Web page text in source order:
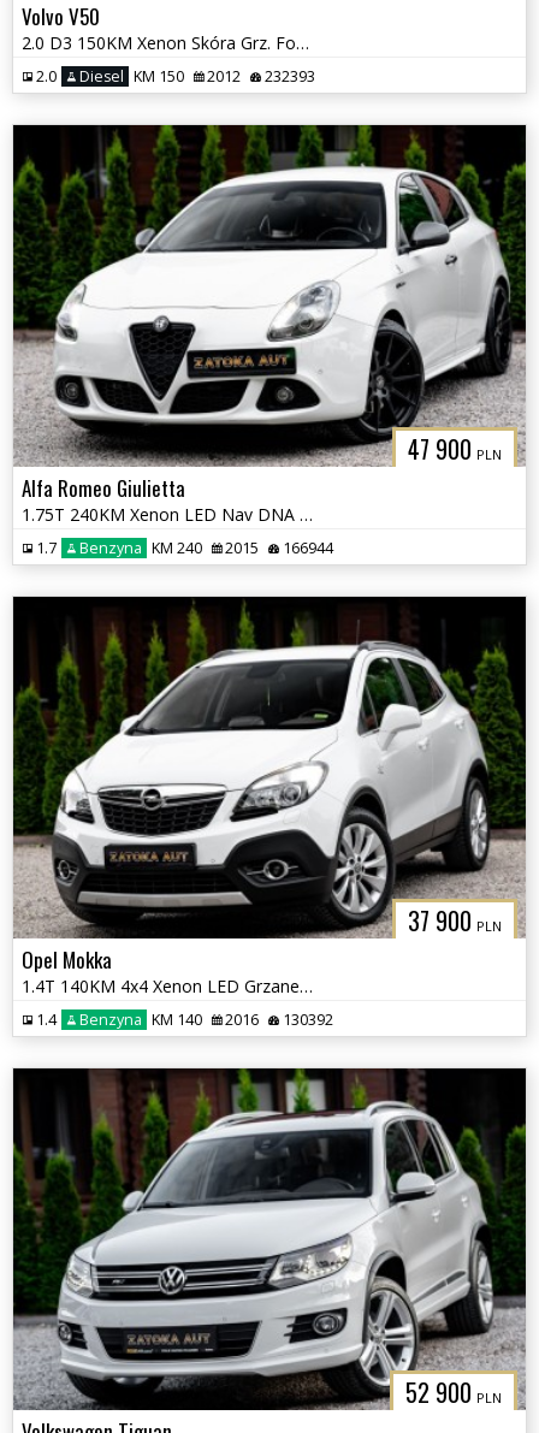
Volvo V50
2.0 D3 150KM Xenon Skóra Grz. Fot HIFI Sound Navi Tempomat Serwis
2.0 Diesel KM 150 2012 232393
47 900 PLN
Alfa Romeo Giulietta
1.75T 240KM Xenon LED Nav DNA Grz. fot. Alcantra Półskóra Klima Serwis
1.7 Benzyna KM 240 2015 166944
37 900 PLN
Opel Mokka
1.4T 140KM 4x4 Xenon LED Grzane fot Kierownica Kamera tempomat PDC
1.4 Benzyna KM 140 2016 130392
52 900 PLN